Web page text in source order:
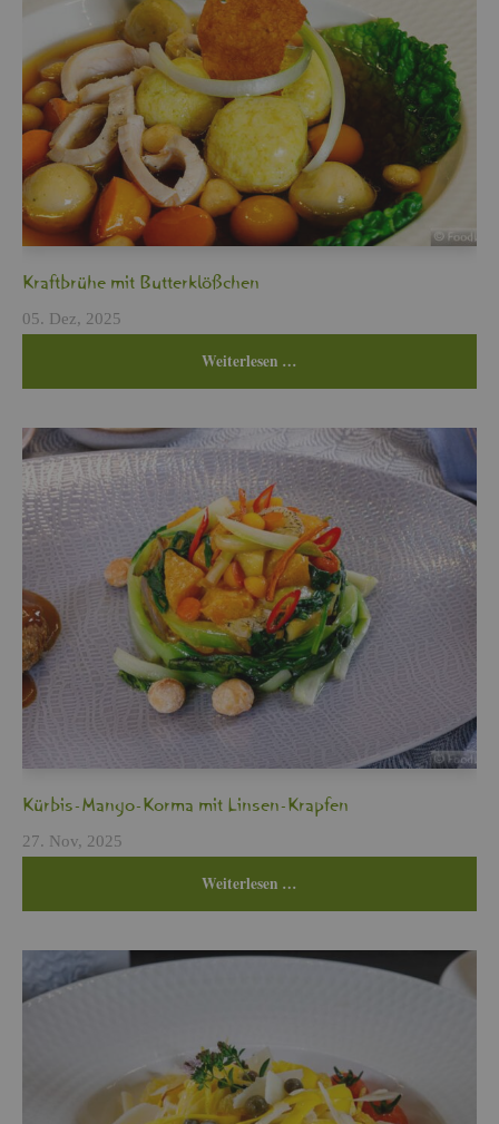
Kraft­brü­he mit But­ter­klö­ßchen
05. Dez, 2025
Wei­ter­le­sen …
Kür­bis-Mango-Korma mit Lin­sen-Krap­fen
27. Nov, 2025
Wei­ter­le­sen …